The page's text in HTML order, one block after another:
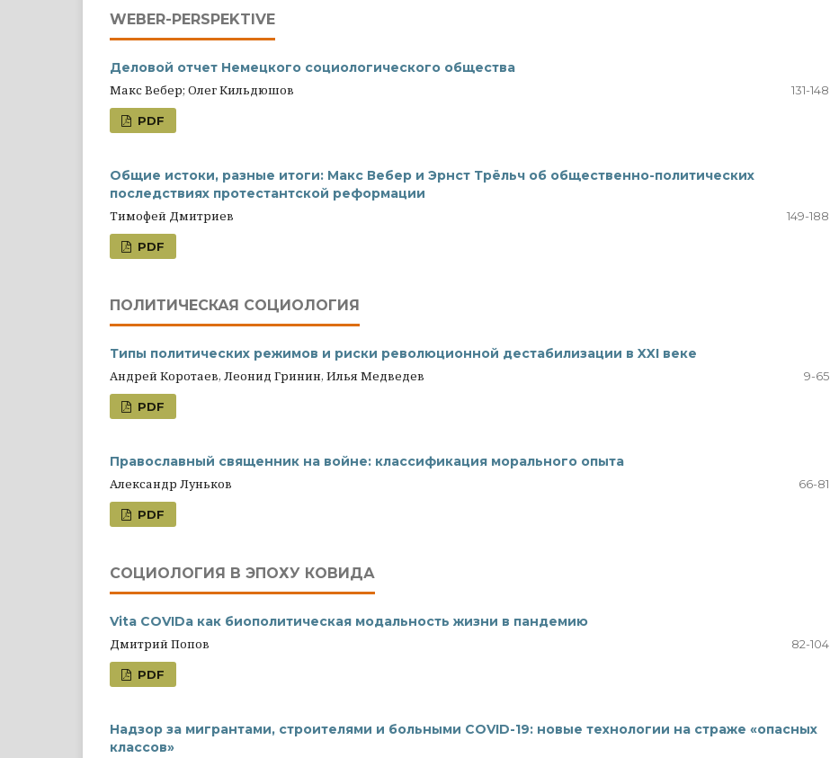
WEBER-PERSPEKTIVE
Деловой отчет Немецкого социологического общества
Макс Вебер; Олег Кильдюшов
131-148
PDF
Общие истоки, разные итоги: Макс Вебер и Эрнст Трёльч об общественно-политических
последствиях протестантской реформации
Тимофей Дмитриев
149-188
PDF
ПОЛИТИЧЕСКАЯ СОЦИОЛОГИЯ
Типы политических режимов и риски революционной дестабилизации в XXI веке
Андрей Коротаев, Леонид Гринин, Илья Медведев
9-65
PDF
Православный священник на войне: классификация морального опыта
Александр Луньков
66-81
PDF
СОЦИОЛОГИЯ В ЭПОХУ КОВИДА
Vita COVIDa как биополитическая модальность жизни в пандемию
Дмитрий Попов
82-104
PDF
Надзор за мигрантами, строителями и больными COVID-19: новые технологии на страже «опасных
классов»